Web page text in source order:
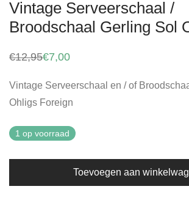
Vintage Serveerschaal /
Broodschaal Gerling Sol
€12,95
Oorspronkelijke
€12,95.
€7,00
Huidige
€7,00.
Vintage Serveerschaal en / of
Ohligs Foreign
1 op voorraad
Toevoegen aan